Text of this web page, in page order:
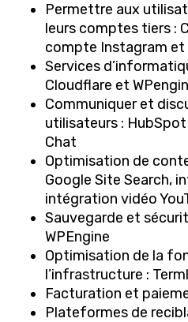
Permettre aux
leurs comptes tiers :
compte Instagram
Services
Cloudflare et
Communiquer et
utilisateurs :
Chat
Optimisation de
Google Site Search,
intégration vidéo
Sauvegarde et
WPEngine
Optimisation de la
l’infrastructure :
Facturation et
Plateformes de